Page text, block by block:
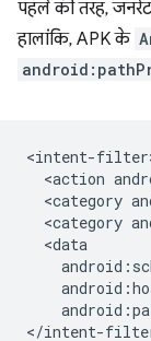
पहले की तरह,
हालांकि, APK के
<action
<category
<category